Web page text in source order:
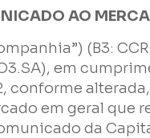
AO
(B3:
em
conforme
em geral que
da